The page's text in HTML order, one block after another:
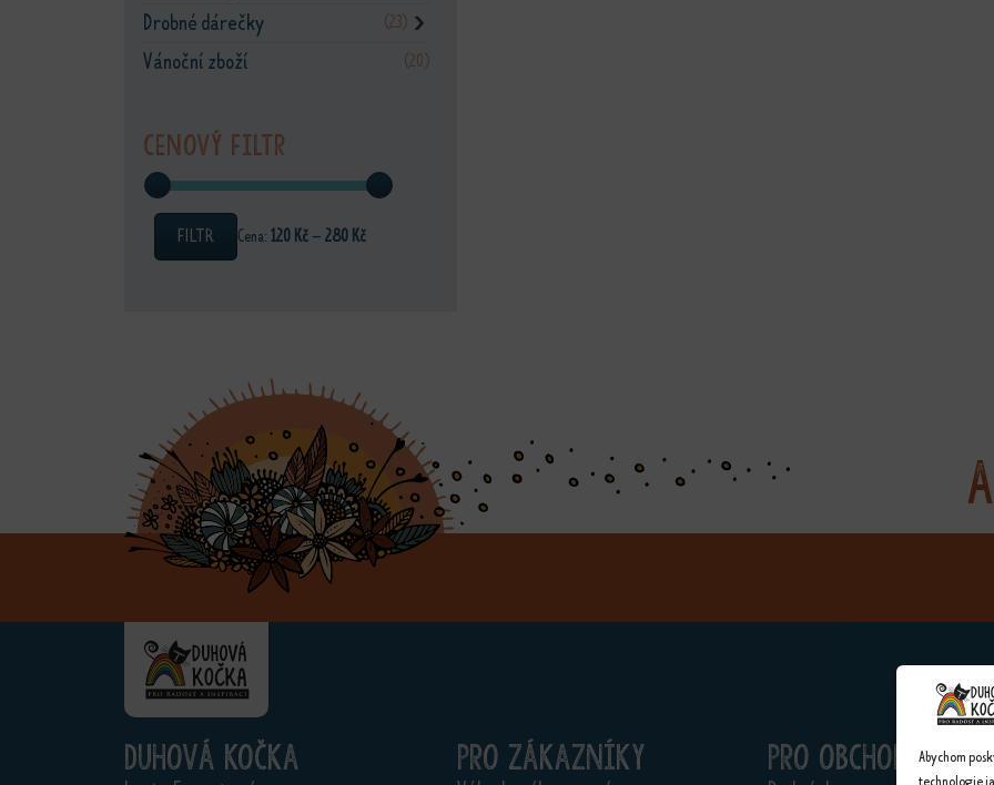
Abychom
Drobné dárečky (23) ❯
Vánoční zboží (20)
Cenový filtr
FILTR Cena: 120 Kč— 280 Kč
Duhová kočka Pro zákazníky Pro obchodníky